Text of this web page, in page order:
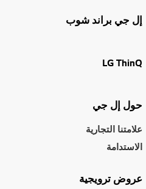
إل جي براند شوب
LG ThinQ
حول إل جي
علامتنا التجارية
الاستدامة
عروض ترويجية